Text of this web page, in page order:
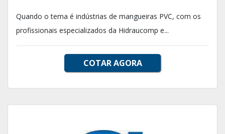
Quando o tema é indústrias de mangueiras PVC, com os
profissionais especializados da Hidraucomp e...
COTAR AGORA